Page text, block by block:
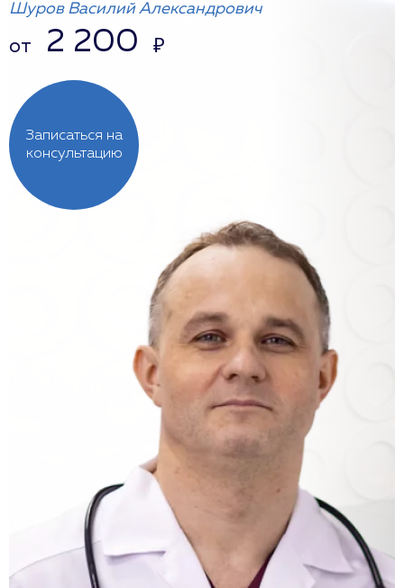
Записаться на
консультацию
Шуров Василий Александрович
от 2 200 ₽